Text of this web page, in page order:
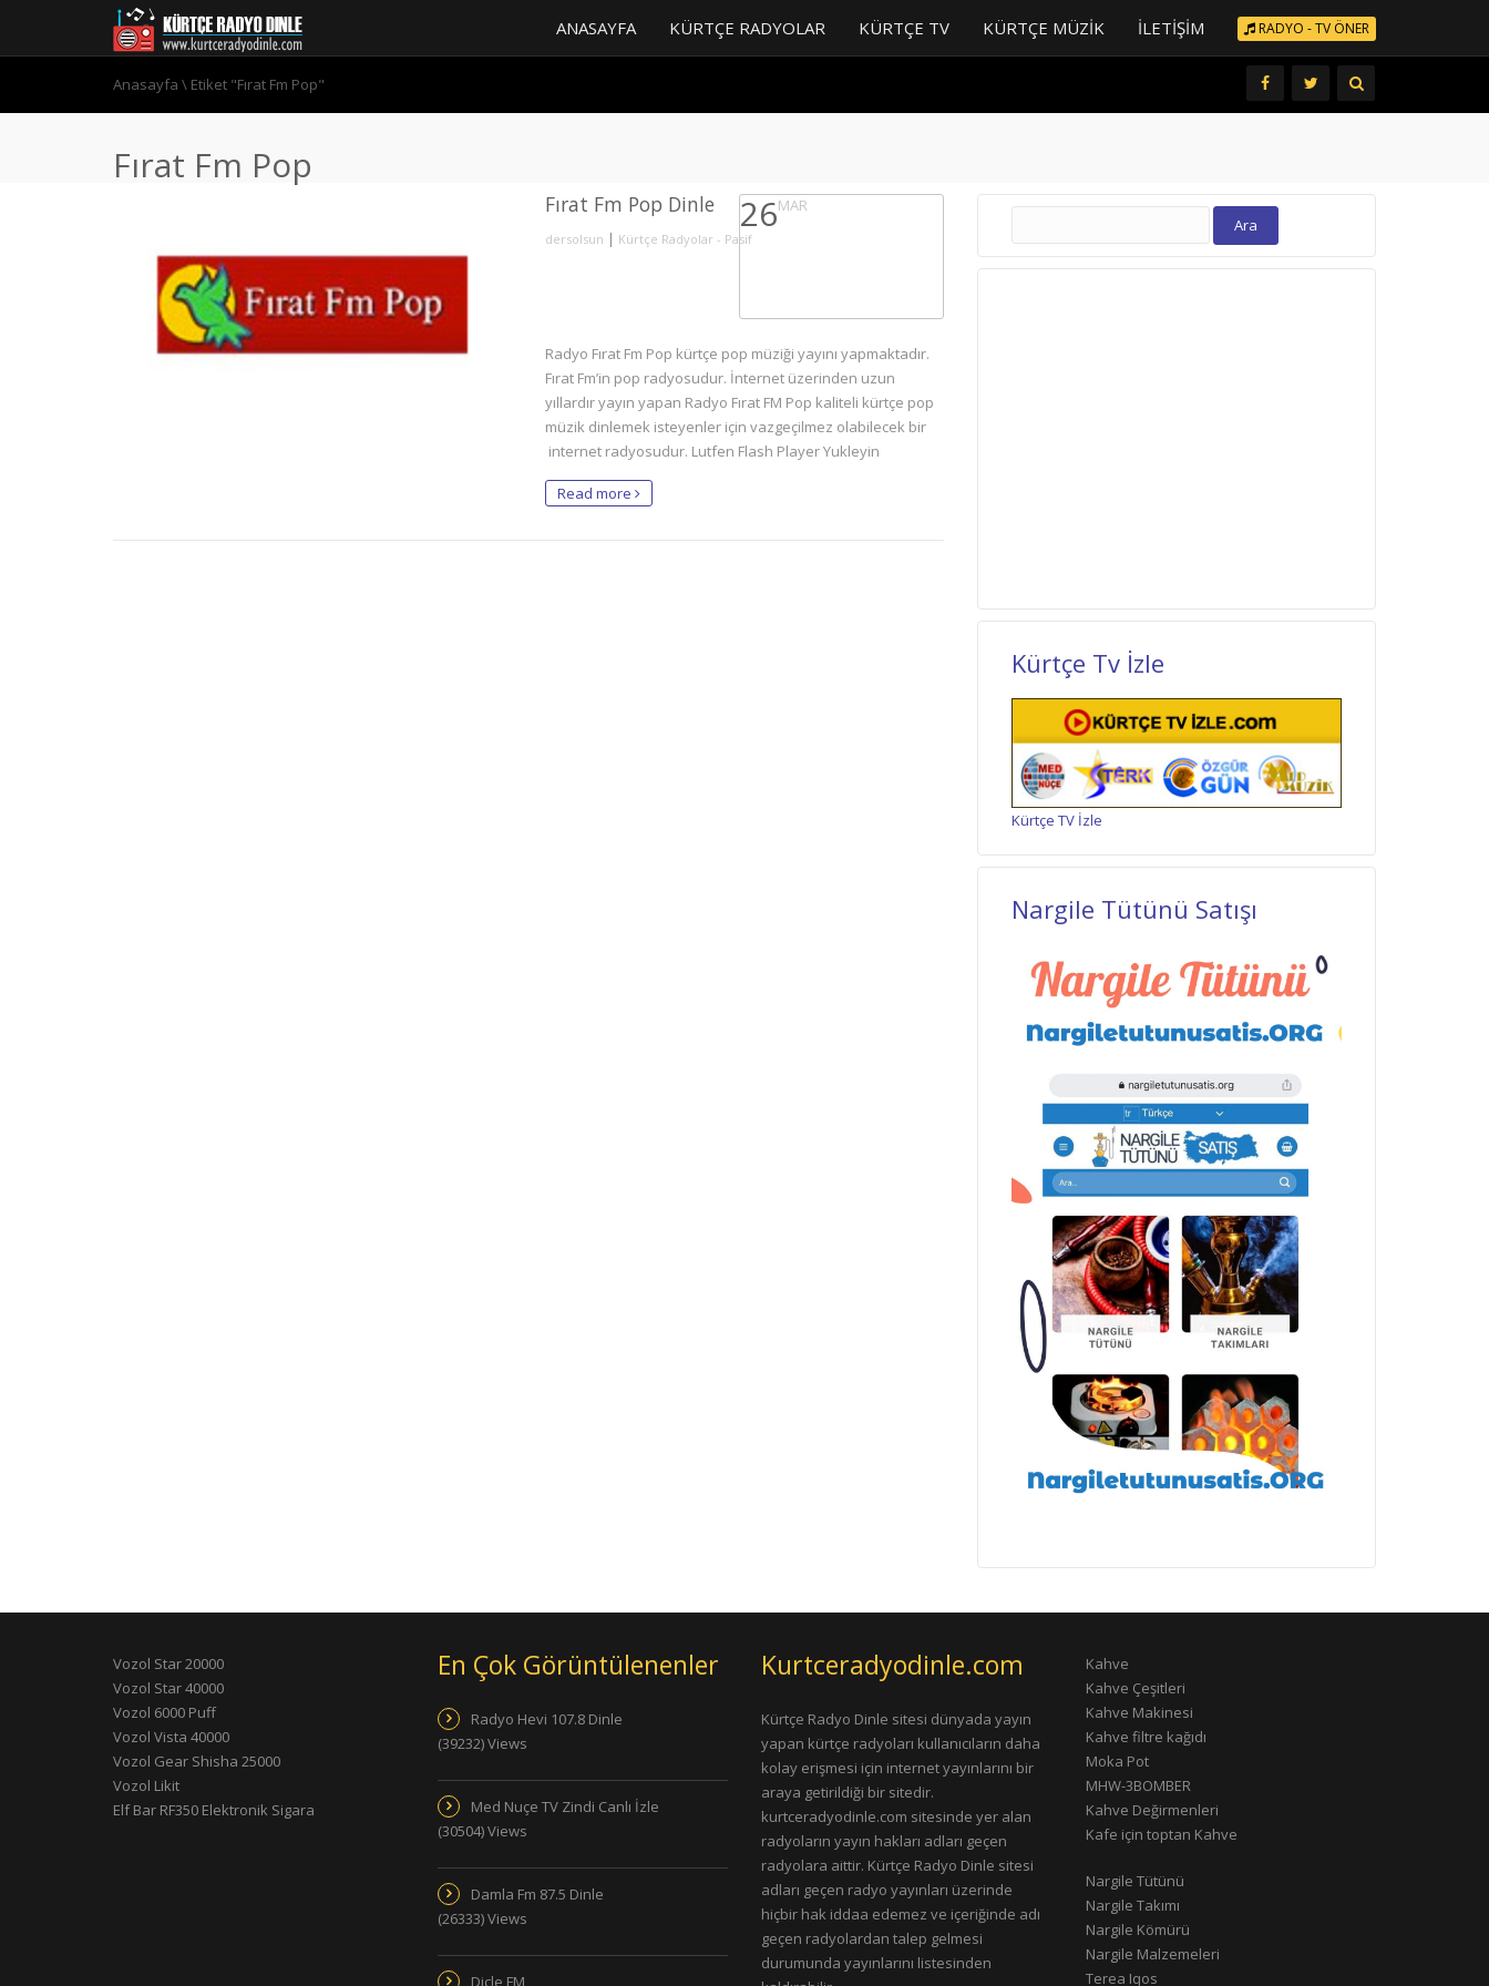
RADYO - TV ÖNER
ANASAYFA KÜRTÇE RADYOLAR KÜRTÇE TV KÜRTÇE MÜZIK İLETIŞIM
Anasayfa \ Etiket "Fırat Fm Pop"
Fırat Fm Pop
Fırat Fm Pop Dinle
dersolsun | Kürtçe Radyolar - Pasif
26MAR
Radyo Fırat Fm Pop kürtçe pop müziği yayını yapmaktadır.
Fırat Fm’in pop radyosudur. İnternet üzerinden uzun
yıllardır yayın yapan Radyo Fırat FM Pop kaliteli kürtçe pop
müzik dinlemek isteyenler için vazgeçilmez olabilecek bir
internet radyosudur. Lutfen Flash Player Yukleyin
Read more
Arama:
Kürtçe Tv İzle
Kürtçe TV İzle
Nargile Tütünü Satışı
Vozol Star 20000
Vozol Star 40000
Vozol 6000 Puff
Vozol Vista 40000
Vozol Gear Shisha 25000
Vozol Likit
Elf Bar RF350 Elektronik Sigara
En Çok Görüntülenenler
Radyo Hevi 107.8 Dinle
(39232) Views
Med Nuçe TV Zindi Canlı İzle
(30504) Views
Damla Fm 87.5 Dinle
(26333) Views
Kurtceradyodinle.com
Kürtçe Radyo Dinle sitesi dünyada yayın
yapan kürtçe radyoları kullanıcıların daha
kolay erişmesi için internet yayınlarını bir
araya getirildiği bir sitedir.
kurtceradyodinle.com sitesinde yer alan
radyoların yayın hakları adları geçen
radyolara aittir. Kürtçe Radyo Dinle sitesi
adları geçen radyo yayınları üzerinde
hiçbir hak iddaa edemez ve içeriğinde adı
geçen radyolardan talep gelmesi
durumunda yayınlarını listesinden
Kahve
Kahve Çeşitleri
Kahve Makinesi
Kahve filtre kağıdı
Moka Pot
MHW-3BOMBER
Kahve Değirmenleri
Kafe için toptan Kahve
Nargile Tütünü
Nargile Takımı
Nargile Kömürü
Nargile Malzemeleri
Terea Iqos